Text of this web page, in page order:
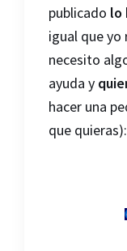
publicado lo
igual que
necesito
ayuda y
hacer una
que quieras):